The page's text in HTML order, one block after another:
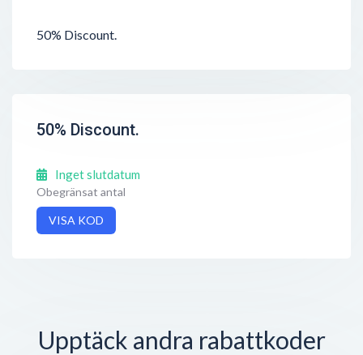
50% Discount.
50% Discount.
Inget slutdatum
Obegränsat antal
VISA KOD
Upptäck andra rabattkoder